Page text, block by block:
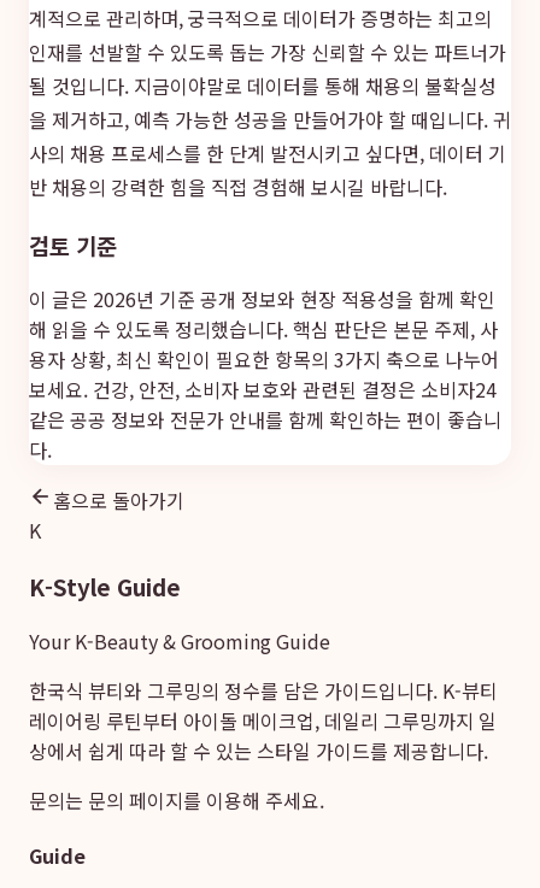
계적으로 관리하며, 궁극적으로 데이터가 증명하는 최고의
인재를 선발할 수 있도록 돕는 가장 신뢰할 수 있는 파트너가
될 것입니다. 지금이야말로 데이터를 통해 채용의 불확실성
을 제거하고, 예측 가능한 성공을 만들어가야 할 때입니다. 귀
사의 채용 프로세스를 한 단계 발전시키고 싶다면, 데이터 기
반 채용의 강력한 힘을 직접 경험해 보시길 바랍니다.
검토 기준
이 글은 2026년 기준 공개 정보와 현장 적용성을 함께 확인
해 읽을 수 있도록 정리했습니다. 핵심 판단은 본문 주제, 사
용자 상황, 최신 확인이 필요한 항목의 3가지 축으로 나누어
보세요. 건강, 안전, 소비자 보호와 관련된 결정은 소비자24
같은 공공 정보와 전문가 안내를 함께 확인하는 편이 좋습니
다.
홈으로 돌아가기
K
K-Style Guide
Your K-Beauty & Grooming Guide
한국식 뷰티와 그루밍의 정수를 담은 가이드입니다. K-뷰티
레이어링 루틴부터 아이돌 메이크업, 데일리 그루밍까지 일
상에서 쉽게 따라 할 수 있는 스타일 가이드를 제공합니다.
문의는 문의 페이지를 이용해 주세요.
Guide